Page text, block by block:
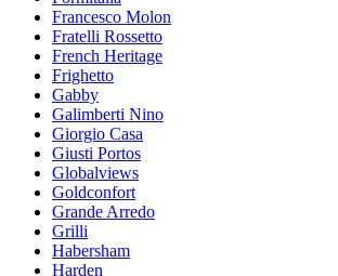
Francesco Molon
Fratelli Rossetto
French Heritage
Frighetto
Gabby
Galimberti Nino
Giorgio Casa
Giusti Portos
Globalviews
Goldconfort
Grande Arredo
Grilli
Habersham
Harden